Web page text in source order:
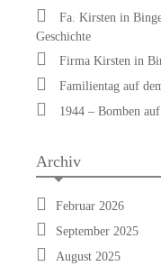
Fa. Kirsten in
Geschichte
Firma Kirsten in
Familientag auf
1944 – Bomben
Archiv
Februar 2026
September 2025
August 2025